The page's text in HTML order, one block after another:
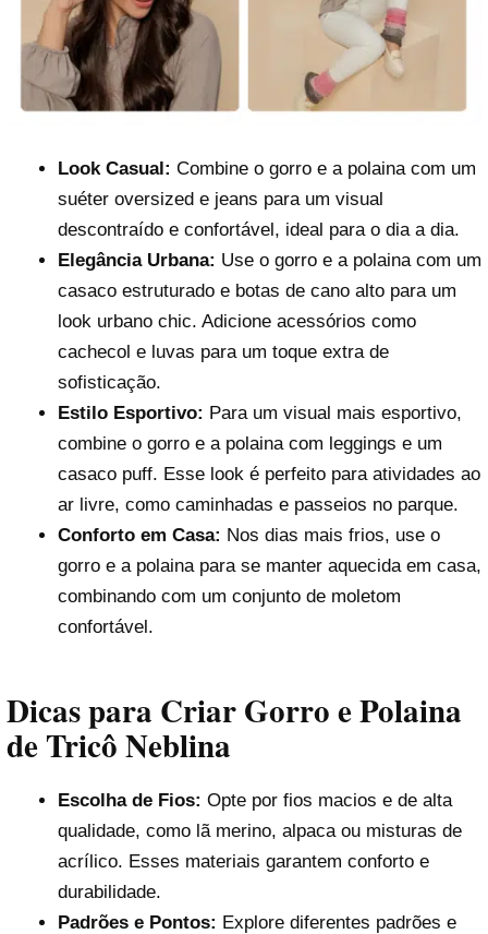
Look Casual: Combine o gorro e a polaina com um
suéter oversized e jeans para um visual
descontraído e confortável, ideal para o dia a dia.
Elegância Urbana: Use o gorro e a polaina com um
casaco estruturado e botas de cano alto para um
look urbano chic. Adicione acessórios como
cachecol e luvas para um toque extra de
sofisticação.
Estilo Esportivo: Para um visual mais esportivo,
combine o gorro e a polaina com leggings e um
casaco puff. Esse look é perfeito para atividades ao
ar livre, como caminhadas e passeios no parque.
Conforto em Casa: Nos dias mais frios, use o
gorro e a polaina para se manter aquecida em casa,
combinando com um conjunto de moletom
confortável.
Dicas para Criar Gorro e Polaina
de Tricô Neblina
Escolha de Fios: Opte por fios macios e de alta
qualidade, como lã merino, alpaca ou misturas de
acrílico. Esses materiais garantem conforto e
durabilidade.
Padrões e Pontos: Explore diferentes padrões e